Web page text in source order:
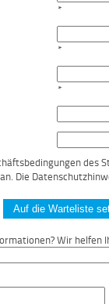
*
*
*
des
Die
Auf die Warteliste
Wir helfen